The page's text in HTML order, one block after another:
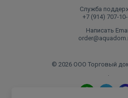
Служба
+7 (914)
Написать Email
© 2026 ООО Торговый
.